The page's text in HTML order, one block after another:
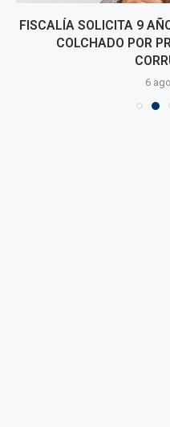
FISCALÍA SOLICITA 9
COLCHADO POR
6